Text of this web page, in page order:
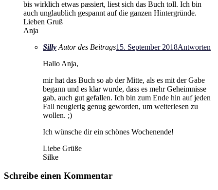
bis wirklich etwas passiert, liest sich das Buch toll. Ich bin
auch unglaublich gespannt auf die ganzen Hintergründe.
Lieben Gruß
Anja
Silly Autor des Beitrags15. September 2018Antworten
Hallo Anja,
mir hat das Buch so ab der Mitte, als es mit der Gabe
begann und es klar wurde, dass es mehr Geheimnisse
gab, auch gut gefallen. Ich bin zum Ende hin auf jeden
Fall neugierig genug geworden, um weiterlesen zu
wollen. ;)
Ich wünsche dir ein schönes Wochenende!
Liebe Grüße
Silke
Schreibe einen Kommentar